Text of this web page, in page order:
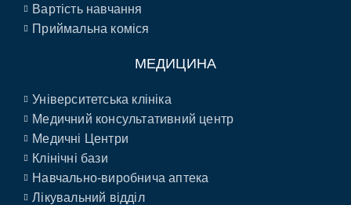
Вартість навчання
Приймальна коміся
МЕДИЦИНА
Університетська клініка
Медичний консультативний центр
Медичні Центри
Клінічні бази
Навчально-виробнича аптека
Лікувальний відділ